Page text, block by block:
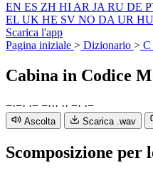
EN ES ZH HI AR JA RU DE
EL UK HE SV NO DA UR HU
Scarica l'app
Pagina iniziale > Dizionario > C
Cabina in Codice
−·−· ·− −··· ·· −· ·−
Ascolta Scarica .wav
Scomposizione per